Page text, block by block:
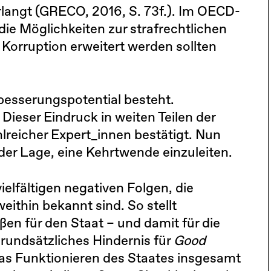
(GRECO, 2016, S. 73f.). Im OECD-
Möglichkeiten zur strafrechtlichen
erweitert werden sollten
besteht.
Eindruck in weiten Teilen der
Expert_innen bestätigt. Nun
Lage, eine Kehrtwende einzuleiten.
negativen Folgen, die
bekannt sind. So stellt
für den Staat – und damit für die
Hindernis für Good
Funktionieren des Staates insgesamt